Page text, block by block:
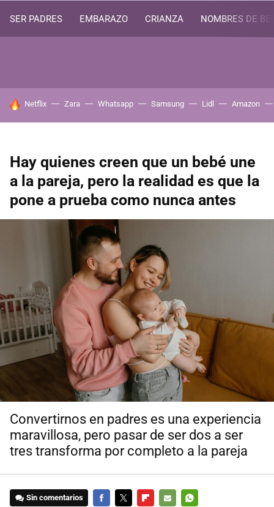
SER PADRES EMBARAZO CRIANZA NOMBRES DE
HOY SE HABLA DE
Netflix Zara Whatsapp Samsung Lidl Amazon
Hay quienes creen que un bebé une
a la pareja, pero la realidad es que la
pone a prueba como nunca antes
Convertirnos en padres es una experiencia
maravillosa, pero pasar de ser dos a ser
tres transforma por completo a la pareja
Sin comentarios